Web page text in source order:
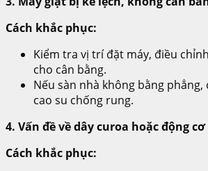
Cách khắc phục:
Kiểm tra vị trí đặt máy, điều
cho cân bằng.
Nếu sàn nhà không bằng
cao su chống rung.
4. Vấn đề về dây curoa hoặc động cơ
Cách khắc phục: